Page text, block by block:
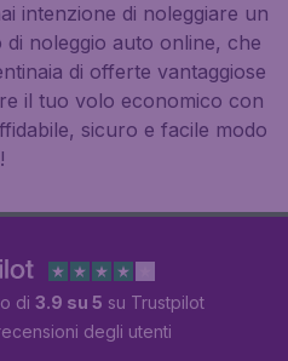
intenzione di noleggiare un
noleggio auto online, che
di offerte vantaggiose
il tuo volo economico con
sicuro e facile modo
di 3.9 su 5 su Trustpilot
degli utenti